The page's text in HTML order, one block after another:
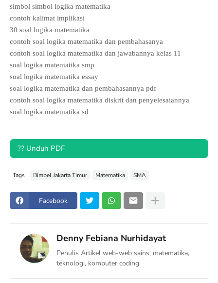
simbol simbol logika matematika
contoh kalimat implikasi
30 soal logika matematika
contoh soal logika matematika dan pembahasanya
contoh soal logika matematika dan jawabannya kelas 11
soal logika matematika smp
soal logika matematika essay
soal logika matematika dan pembahasannya pdf
contoh soal logika matematika diskrit dan penyelesaiannya
soal logika matematika sd
?? Unduh PDF
Tags Bimbel Jakarta Timur Matematika SMA
Facebook
Denny Febiana Nurhidayat
Penulis Artikel web-web sains, matematika,
teknologi, komputer coding